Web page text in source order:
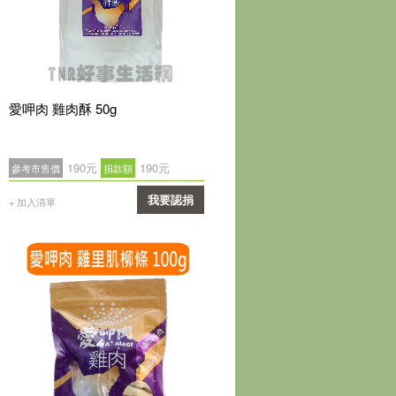
愛呷肉 雞肉酥 50g
參考市售價 190元 捐款額 190元
+ 加入清單 我要認捐